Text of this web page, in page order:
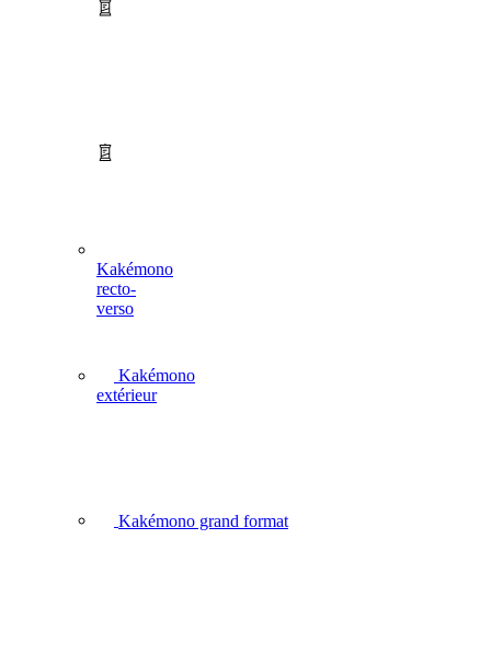
Kakémono
extérieur
Kakémono
recto-
verso
Kakémono grand format